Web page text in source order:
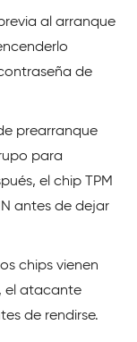
al arranque
de
prearranque
para
el chip TPM
antes de dejar
chips vienen
el atacante
de rendirse.